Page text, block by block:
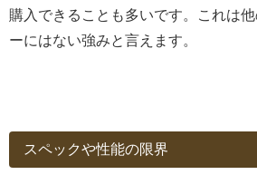
購入できることも多いです。これは
ーにはない強みと言えます。
スペックや性能の限界